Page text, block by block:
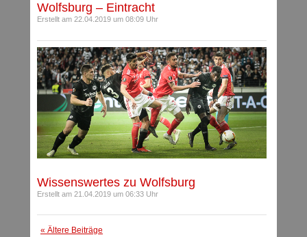
Wolfsburg – Eintracht
Erstellt am 22.04.2019 um 08:09 Uhr
Wissenswertes zu Wolfsburg
Erstellt am 21.04.2019 um 06:33 Uhr
« Ältere Beiträge